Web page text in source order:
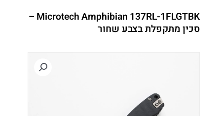
Microtech Amphibian 137RL-1FLGTBK –
סכין מתקפלת בצבע שחור